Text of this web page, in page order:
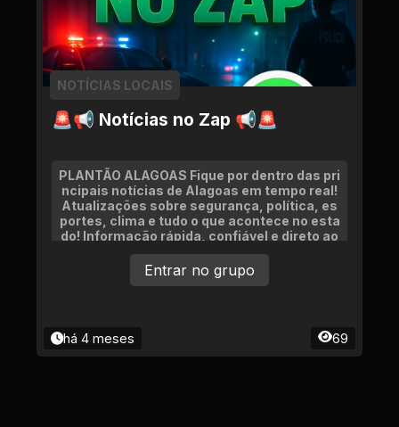
🚨📢 Notícias no Zap 📢🚨
NOTÍCIAS LOCAIS
PLANTÃO ALAGOAS Fique por dentro das pri
ncipais notícias de Alagoas em tempo real!
Atualizações sobre segurança, política, es
portes, clima e tudo o que acontece no esta
do! Informação rápida, confiável e direto ao
ponto!
há 4 meses 69
Entrar no grupo